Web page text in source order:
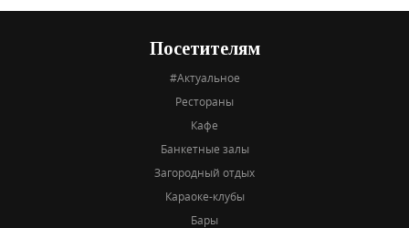
Посетителям
#Актуальное
Рестораны
Кафе
Банкетные залы
Загородный отдых
Караоке-клубы
Бары